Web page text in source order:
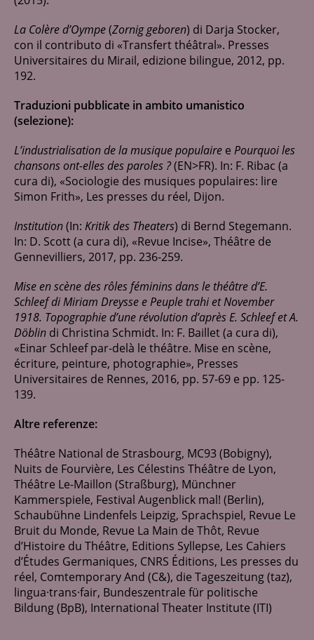
La Colère d’Oympe(Zornig geboren) di Darja Stocker,
con il contributo di «Transfert théâtral». Presses
Universitaires du Mirail, edizione bilingue, 2012, pp.
192.
Traduzioni pubblicate in ambito umanistico
(selezione):
L’industrialisation de la musique populaire e Pourquoi les
chansons ont-elles des paroles ?(EN>FR). In: F. Ribac (a
cura di), «Sociologie des musiques populaires: lire
Simon Frith», Les presses du réel, Dijon.
Institution(In: Kritik des Theaters) di Bernd Stegemann.
In: D. Scott (a cura di), «Revue Incise», Théâtre de
Gennevilliers, 2017, pp. 236-259.
Mise en scène des rôles féminins dans le théâtre d’E.
Schleef di Miriam Dreysse e Peuple trahi et November
1918. Topographie d’une révolution d’après E. Schleef et A.
Döblin di Christina Schmidt. In: F. Baillet (a cura di),
«Einar Schleef par-delà le théâtre. Mise en scène,
écriture, peinture, photographie», Presses
Universitaires de Rennes, 2016, pp. 57-69 e pp. 125-
139.
Altre referenze:
Théâtre National de Strasbourg, MC93 (Bobigny),
Nuits de Fourvière, Les Célestins Théâtre de Lyon,
Théâtre Le-Maillon (Straßburg), Münchner
Kammerspiele, Festival Augenblick mal! (Berlin),
Schaubühne Lindenfels Leipzig, Sprachspiel, Revue Le
Bruit du Monde, Revue La Main de Thôt, Revue
d’Histoire du Théâtre, Editions Syllepse, Les Cahiers
d’Études Germaniques, CNRS Éditions, Les presses du
réel, Comtemporary And (C&), die Tageszeitung (taz),
lingua·trans·fair, Bundeszentrale für politische
Bildung (BpB), International Theater Institute (ITI)